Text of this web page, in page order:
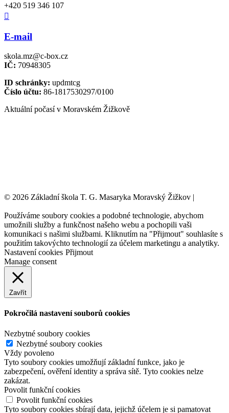
+420 519 346 107

E-mail
skola.mz@c-box.cz
IČ: 70948305
ID schránky: updmtcg
Číslo účtu: 86-1817530297/0100
Aktuální počasí v Moravském Žižkově
© 2026 Základní škola T. G. Masaryka Moravský Žižkov |
Používáme soubory cookies a podobné technologie, abychom
umožnili služby a funkčnost našeho webu a pochopili vaši
komunikaci s našimi službami. Kliknutím na "Přijmout" souhlasíte s
použitím takovýchto technologií za účelem marketingu a analytiky.
Nastavení cookies Přijmout
Manage consent
Zavřít
Pokročilá nastavení souborů cookies
Nezbytné soubory cookies
Nezbytné soubory cookies
Vždy povoleno
Tyto soubory cookies umožňují základní funkce, jako je
zabezpečení, ověření identity a správa sítě. Tyto cookies nelze
zakázat.
Povolit funkční cookies
Povolit funkční cookies
Tyto soubory cookies sbírají data, jejichž účelem je si pamatovat